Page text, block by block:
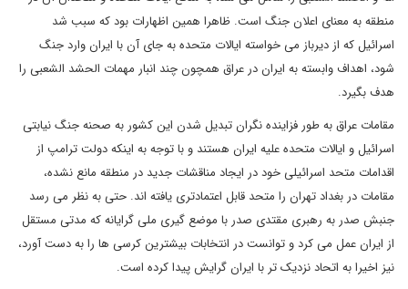
منطقه به معنای اعلان جنگ است. ظاهرا همین اظهارات بود که سبب شد
اسرائیل که از دیرباز می خواسته ایالات متحده به جای آن با ایران وارد جنگ
شود، اهداف وابسته به ایران در عراق همچون چند انبار مهمات الحشد الشعبی را
هدف بگیرد.
مقامات عراق به طور فزاینده نگران تبدیل شدن این کشور به صحنه جنگ نیابتی
اسرائیل و ایالات متحده علیه ایران هستند و با توجه به اینکه دولت ترامپ از
اقدامات متحد اسرائیلی خود در ایجاد مناقشات جدید در منطقه مانع نشده،
مقامات در بغداد تهران را متحد قابل اعتمادتری یافته اند. حتی به نظر می رسد
جنبش صدر به رهبری مقتدی صدر با موضع گیری ملی گرایانه که مدتی مستقل
از ایران عمل می کرد و توانست در انتخابات بیشترین کرسی ها را به دست آورد،
نیز اخیرا به اتحاد نزدیک تر با ایران گرایش پیدا کرده است.